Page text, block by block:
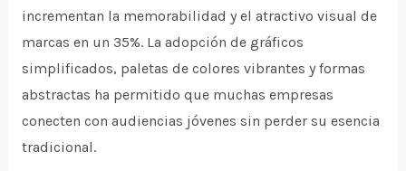
incrementan la memorabilidad y el atractivo visual de
marcas en un 35%. La adopción de gráficos
simplificados, paletas de colores vibrantes y formas
abstractas ha permitido que muchas empresas
conecten con audiencias jóvenes sin perder su esencia
tradicional.